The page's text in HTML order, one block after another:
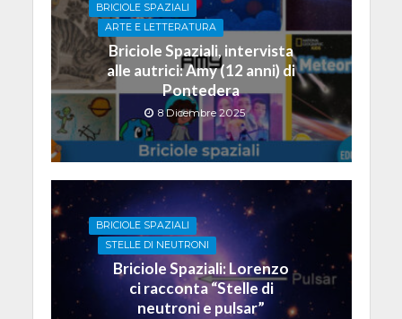
BRICIOLE SPAZIALI
ARTE E LETTERATURA
Briciole Spaziali, intervista
alle autrici: Amy (12 anni) di
Pontedera
8 Dicembre 2025
BRICIOLE SPAZIALI
STELLE DI NEUTRONI
Briciole Spaziali: Lorenzo
ci racconta “Stelle di
neutroni e pulsar”